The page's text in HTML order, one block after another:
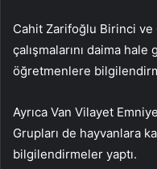
Cahit Zarifoğlu Birinci
çalışmalarını daima
öğretmenlere
Ayrıca Van Vilayet
Grupları de hayvanlara
bilgilendirmeler yaptı.